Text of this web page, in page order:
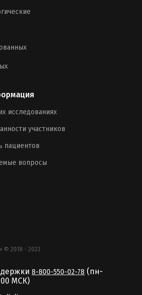
исследованиях
участников
пациентов
вопросы
2018 - 2023
8-800-550-02-78 (пн-
MCК)